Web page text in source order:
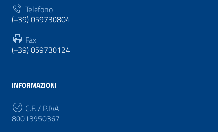
Telefono
(+39) 059730804
Fax
(+39) 059730124
INFORMAZIONI
C.F. / P.IVA
80013950367